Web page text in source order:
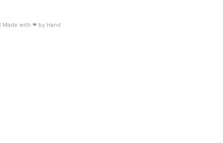
Made with ❤ by Hand